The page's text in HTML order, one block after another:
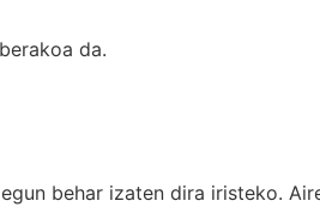
da.
behar izaten dira iristeko.